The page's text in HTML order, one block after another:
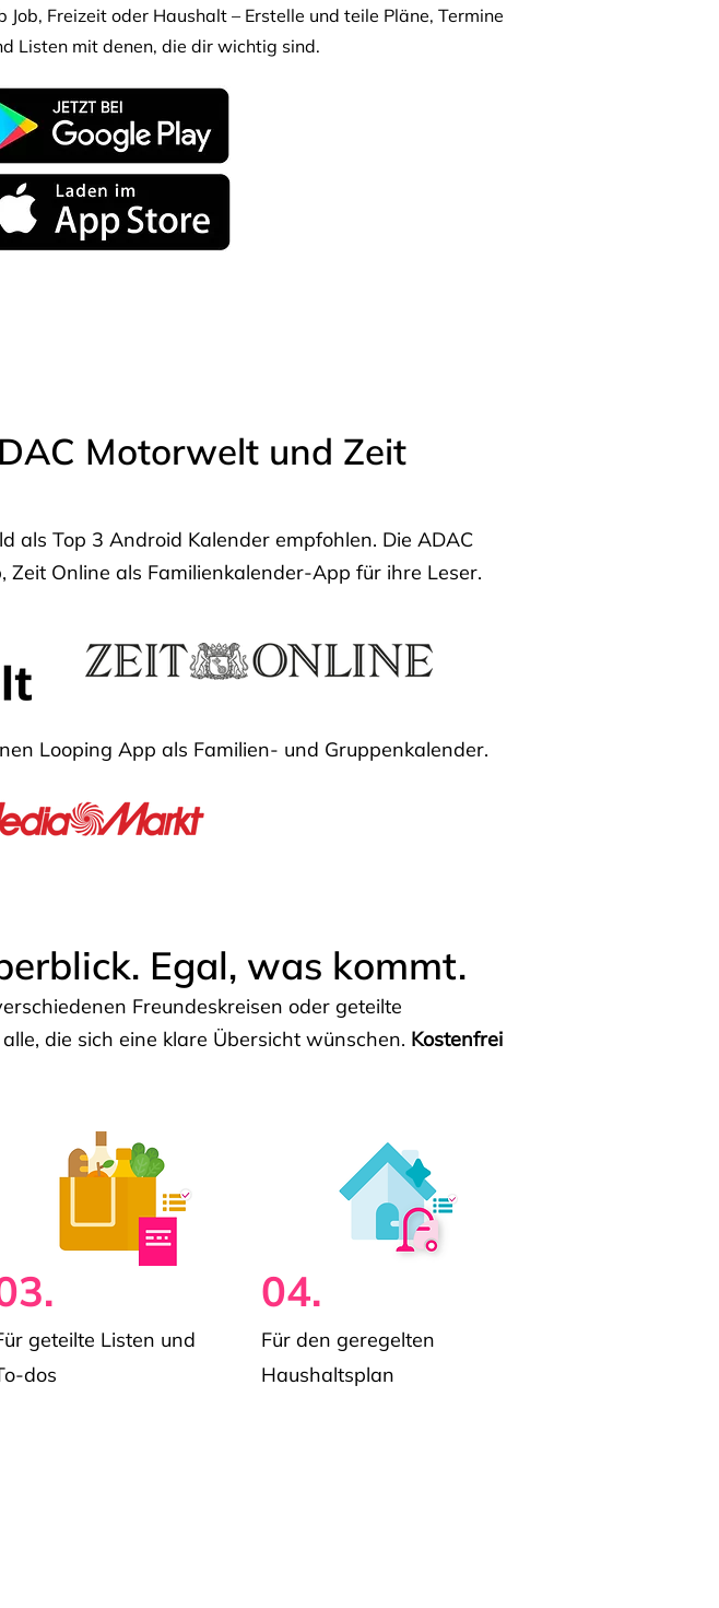
Job, Freizeit oder Haushalt – Erstelle und teile Pläne, Termine
Listen mit denen, die dir wichtig sind.
Motorwelt und Zeit
als Top 3 Android Kalender empfohlen. Die ADAC
Online als Familienkalender-App für ihre Leser.
Looping App als Familien- und Gruppenkalender.
Egal, was kommt.
Freundeskreisen oder geteilte
die sich eine klare Übersicht wünschen. Kostenfrei
geteilte Listen und
dos
04.
Für den geregelten
Haushaltsplan